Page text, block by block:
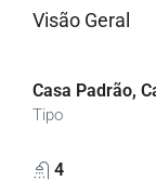
Visão Geral
Casa Padrão,
Tipo
4